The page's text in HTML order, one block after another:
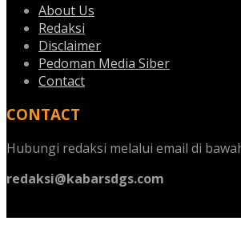
About Us
Redaksi
Disclaimer
Pedoman Media Siber
Contact
CONTACT
Hubungi redaksi melalui email di
redaksi@kabarsdgs.com